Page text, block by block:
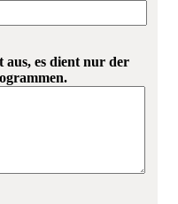
aus, es dient nur der